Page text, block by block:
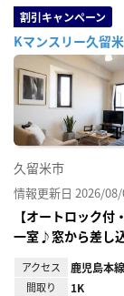
割引キャンペーン
Kマンスリー久留
久留米市
情報更新日 2026/
【オートロック
一室♪窓から差し
アクセス 鹿児島本
間取り 1K